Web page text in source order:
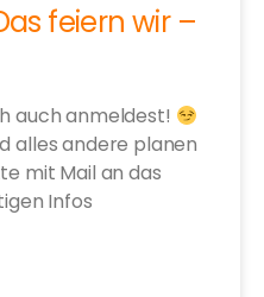
feiern wir –
auch anmeldest!
alles andere planen
mit Mail an das
Infos